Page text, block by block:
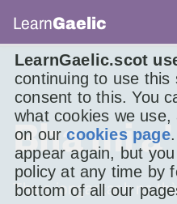
LearnGaelic.scot
continuing to use this
consent to this. You
what cookies we
on ourcookies page
appear again, but
policy at any time by
bottom of all our
LearnGaelic
Bha mi
Tha e iongantach na